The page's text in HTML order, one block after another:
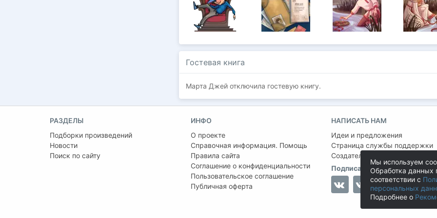
Гостевая книга
Марта Джей отключилa гостевую книгу.
РАЗДЕЛЫ
Подборки произведений
Новости
Поиск по сайту
ИНФО
О проекте
Справочная информация. Помощь
Правила сайта
Соглашение о конфиденциальности
Пользовательское соглашение
Публичная оферта
НАПИСАТЬ НАМ
Идеи и предложения
Страница службы поддержки
Создатель проекта:
Подписаться на нас
Мы используем
Обработка данных
соответствии с
персональных
Подробнее о